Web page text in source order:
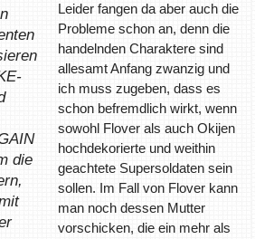
die
Leider fangen da aber auch die
Probleme schon an, denn die
handelnden Charaktere sind
allesamt Anfang zwanzig und
ich muss zugeben, dass es
schon befremdlich wirkt, wenn
sowohl Flover als auch Okijen
hochdekorierte und weithin
geachtete Supersoldaten sein
sollen. Im Fall von Flover kann
man noch dessen Mutter
vorschicken, die ein mehr als